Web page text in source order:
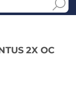
2X OC